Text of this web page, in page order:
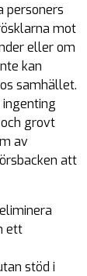
personers
mot
eller om
kan
samhället.
grovt
av
att
ett
stöd i